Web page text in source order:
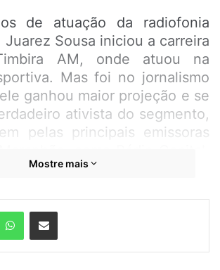
de atuação da radiofonia
Juarez Sousa iniciou a carreira
AM, onde atuou na
Mas foi no jornalismo
ganhou maior projeção e se
ativista do segmento,
pelas principais emissoras
e Rádio Educadora.
com a cultura popular,
com o Bumba-Meu-Boi tem
mas foi estimulada
Mostre mais